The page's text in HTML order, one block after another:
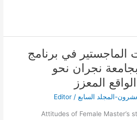
الماجستير في برنامج
بجامعة نجران نحو
المعزز
المجلد السابع /
Editor
Attitudes of Female Master’s